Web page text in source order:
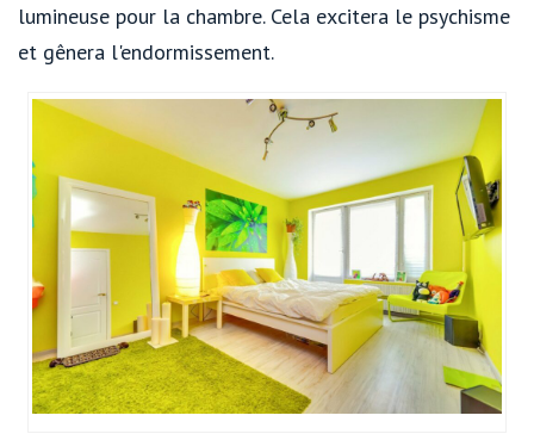
lumineuse pour la chambre. Cela excitera le psychisme
et gênera l'endormissement.